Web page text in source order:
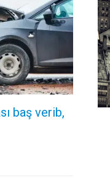
baş verib,